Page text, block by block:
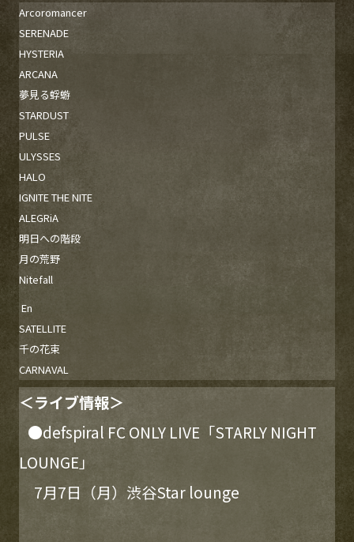
Arcoromancer
SERENADE
HYSTERIA
ARCANA
夢見る蜉蝣
STARDUST
PULSE
ULYSSES
HALO
IGNITE THE NITE
ALEGRiA
明日への階段
月の荒野
Nitefall
En
SATELLITE
千の花束
CARNAVAL
＜ライブ情報＞
●defspiral FC ONLY LIVE「STARLY NIGHT
LOUNGE」
7月7日（月）渋谷Star lounge